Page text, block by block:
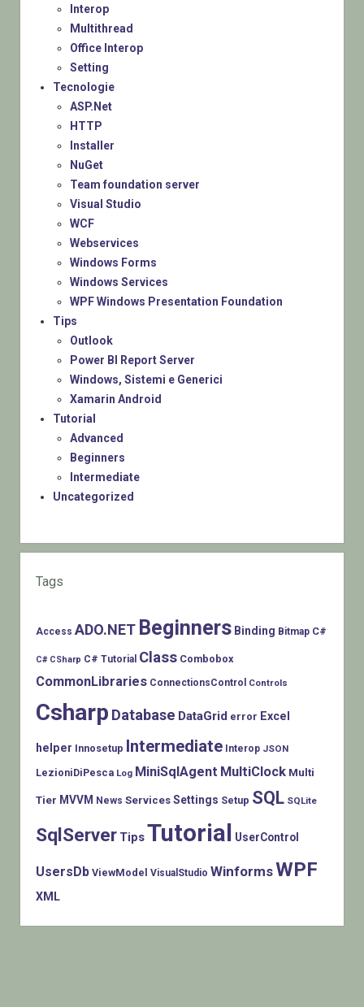
Interop
Multithread
Office Interop
Setting
Tecnologie
ASP.Net
HTTP
Installer
NuGet
Team foundation server
Visual Studio
WCF
Webservices
Windows Forms
Windows Services
WPF Windows Presentation Foundation
Tips
Outlook
Power BI Report Server
Windows, Sistemi e Generici
Xamarin Android
Tutorial
Advanced
Beginners
Intermediate
Uncategorized
Tags
Access ADO.NET Beginners Binding Bitmap C#
C# CSharp C# Tutorial Class Combobox
CommonLibraries ConnectionsControl Controls
Csharp Database DataGrid error Excel
helper Innosetup Intermediate Interop JSON
LezioniDiPesca Log MiniSqlAgent MultiClock Multi
Tier MVVM News Services Settings Setup SQL SQLite
SqlServer TipsTutorial UserControl
UsersDb ViewModel VisualStudio WinformsWPF
XML